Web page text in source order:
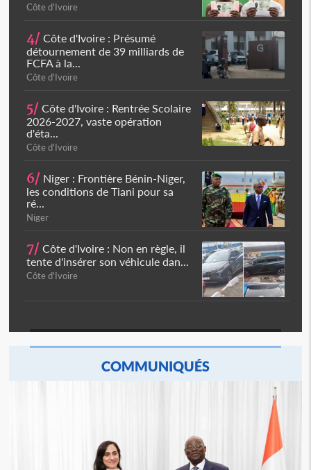
Côte d'Ivoire
4/ Côte d'Ivoire : Présumé
détournement de 39 milliards de
FCFA à la...
Côte d'Ivoire
5/ Côte d'Ivoire : Rentrée Scolaire
2026-2027, vaste opération
d'éta...
Côte d'Ivoire
6/ Niger : Frontière Bénin-Niger,
les conditions de Tiani pour sa
ré...
Niger
7/ Côte d'Ivoire : Non en règle, il
tente d'insérer son véhicule dan...
Côte d'Ivoire
COMMUNIQUÉS